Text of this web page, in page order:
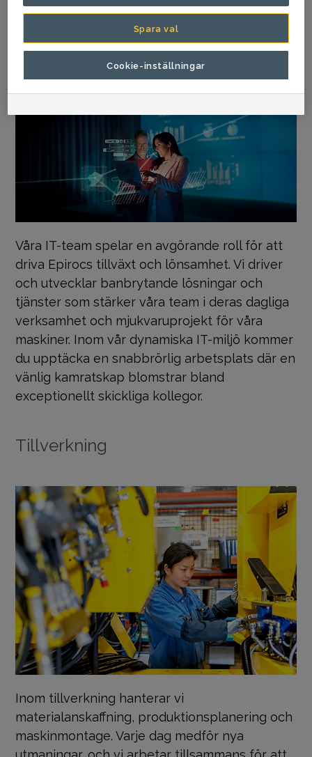
IT (Informationsteknologi)
Våra IT-team spelar en avgörande roll för att
driva Epirocs tillväxt och lönsamhet. Vi driver
och utvecklar banbrytande lösningar och
tjänster som stärker våra team i deras dagliga
verksamhet och mjukvaruprojekt för våra
maskiner. Inom vår dynamiska IT-miljö kommer
du upptäcka en snabbrörlig arbetsplats där en
vänlig kamratskap blomstrar bland
exceptionellt skickliga kollegor.
Tillverkning
Inom tillverkning hanterar vi
materialanskaffning, produktionsplanering och
maskinmontage. Varje dag medför nya
utmaningar, och vi arbetar tillsammans för att
Spara val
Cookie-inställningar